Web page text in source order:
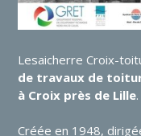
Lesaicherre Croix-
de travaux de
à Croix près de Lille.
Créée en 1948,